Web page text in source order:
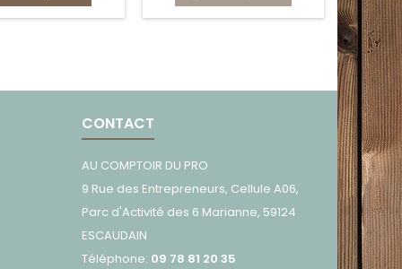
CONTACT
AU COMPTOIR DU PRO
9 Rue des Entrepreneurs, Cellule A06,
Parc d'Activité des 6 Marianne, 59124
ESCAUDAIN
Téléphone: 09 78 81 20 35